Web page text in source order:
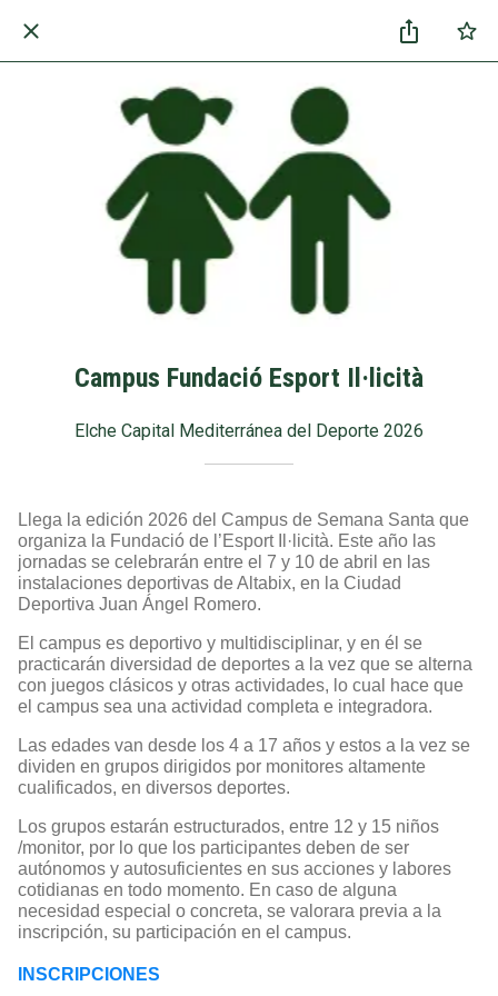
Campus Fundació Esport Il·licità
Elche Capital Mediterránea del Deporte 2026
Llega la edición 2026 del Campus de Semana Santa que
organiza la Fundació de l’Esport Il·licità. Este año las
jornadas se celebrarán entre el 7 y 10 de abril en las
instalaciones deportivas de Altabix, en la Ciudad
Deportiva Juan Ángel Romero.
El campus es deportivo y multidisciplinar, y en él se
practicarán diversidad de deportes a la vez que se alterna
con juegos clásicos y otras actividades, lo cual hace que
el campus sea una actividad completa e integradora.
Las edades van desde los 4 a 17 años y estos a la vez se
dividen en grupos dirigidos por monitores altamente
cualificados, en diversos deportes.
Los grupos estarán estructurados, entre 12 y 15 niños
/monitor, por lo que los participantes deben de ser
autónomos y autosuficientes en sus acciones y labores
cotidianas en todo momento. En caso de alguna
necesidad especial o concreta, se valorara previa a la
inscripción, su participación en el campus.
INSCRIPCIONES